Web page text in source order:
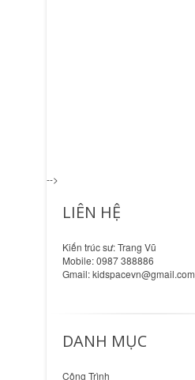
-->
LIÊN HỆ
Kiến trúc sư: Trang Vũ
Mobile: 0987 388886
Gmail: kidspacevn@gmail.com
DANH MỤC
Công Trình